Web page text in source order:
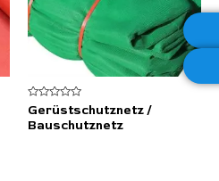
Bewertet
mit
0
Gerüstschutznetz /
Bauschutznetz